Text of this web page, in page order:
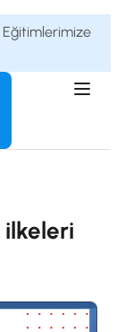
Eğitimlerimize
ilkeleri